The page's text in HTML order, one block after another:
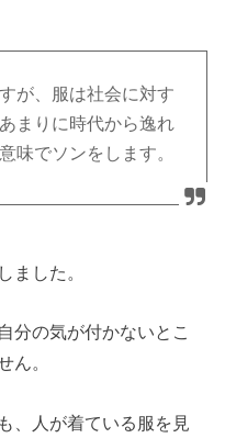
が、服は社会に対す
まりに時代から逸れ
味でソンをします。
ました。
分の気が付かないとこ
ん。
、人が着ている服を見